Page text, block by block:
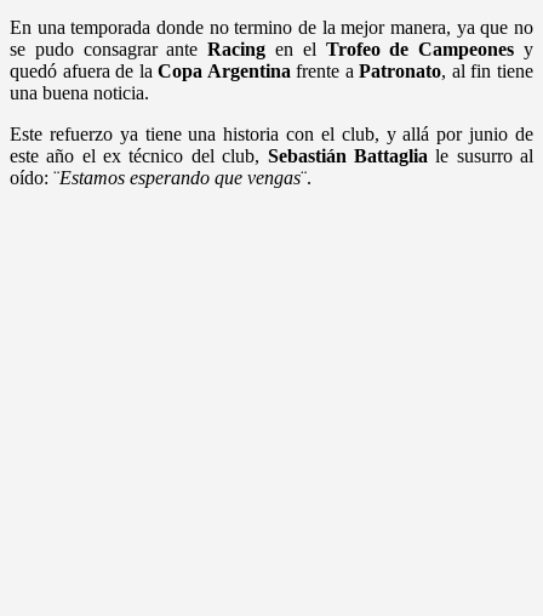
En una temporada donde no termino de la mejor manera, ya que no
se pudo consagrar anteRacing en el Trofeo de Campeones y
quedó afuera de laCopa Argentina frente aPatronato, al fin tiene
una buena noticia.
Este refuerzo ya tiene una historia con el club, y allá por junio de
este año el ex técnico del club, Sebastián Battaglia le susurro al
oído: ¨Estamos esperando que vengas¨.